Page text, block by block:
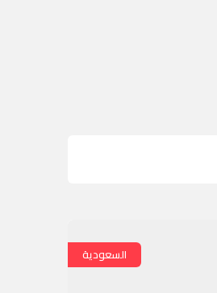
السعودية